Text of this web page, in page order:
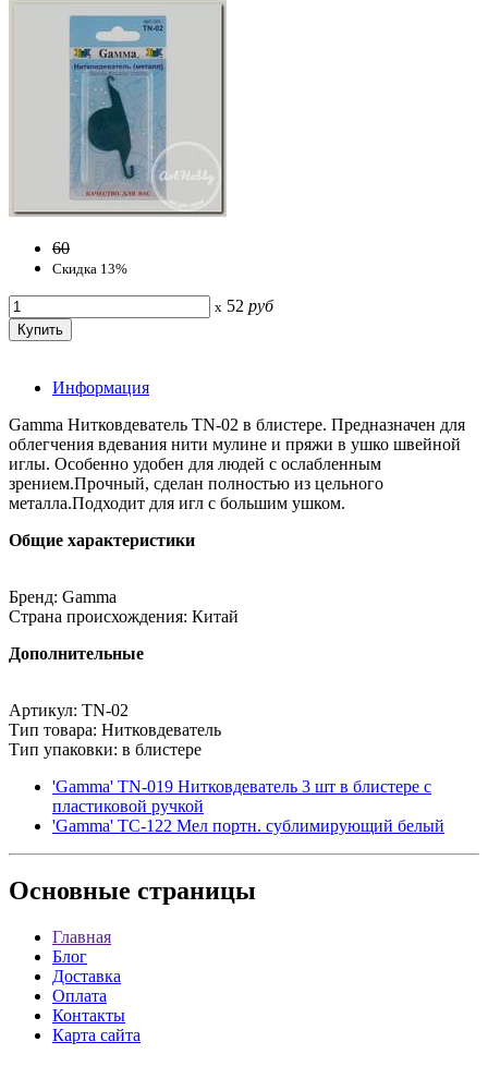
60
Скидка 13%
x 52 руб
Информация
Gamma Нитковдеватель TN-02 в блистере. Предназначен для
облегчения вдевания нити мулине и пряжи в ушко швейной
иглы. Особенно удобен для людей с ослабленным
зрением.Прочный, сделан полностью из цельного
металла.Подходит для игл с большим ушком.
Общие характеристики
Бренд: Gamma
Страна происхождения: Китай
Дополнительные
Артикул: TN-02
Тип товара: Нитковдеватель
Тип упаковки: в блистере
'Gamma' TN-019 Нитковдеватель 3 шт в блистере с
пластиковой ручкой
'Gamma' ТС-122 Мел портн. сублимирующий белый
Основные страницы
Главная
Блог
Доставка
Оплата
Контакты
Карта сайта